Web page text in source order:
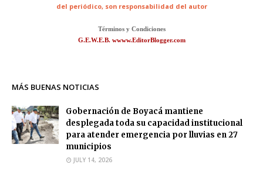
del periódico, son responsabilidad del autor
Términos y Condiciones
G.E.W.E.B. wwww.EditorBlogger.com
MÁS BUENAS NOTICIAS
Gobernación de Boyacá mantiene
desplegada toda su capacidad institucional
para atender emergencia por lluvias en 27
municipios
JULY 14, 2026